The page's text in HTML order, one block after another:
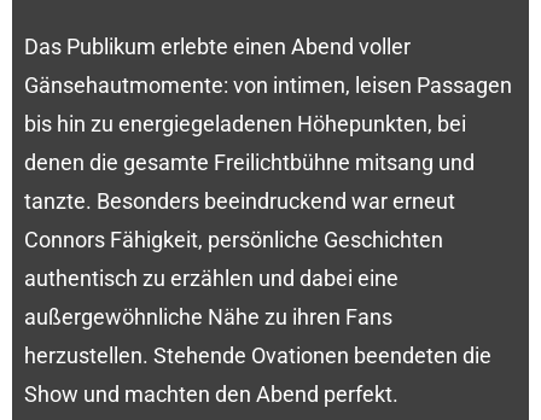
Das Publikum erlebte einen Abend voller
Gänsehautmomente: von intimen, leisen Passagen
bis hin zu energiegeladenen Höhepunkten, bei
denen die gesamte Freilichtbühne mitsang und
tanzte. Besonders beeindruckend war erneut
Connors Fähigkeit, persönliche Geschichten
authentisch zu erzählen und dabei eine
außergewöhnliche Nähe zu ihren Fans
herzustellen. Stehende Ovationen beendeten die
Show und machten den Abend perfekt.